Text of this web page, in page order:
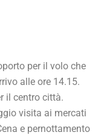
per il volo che
alle ore 14.15.
il centro città.
visita ai mercati
e pernottamento